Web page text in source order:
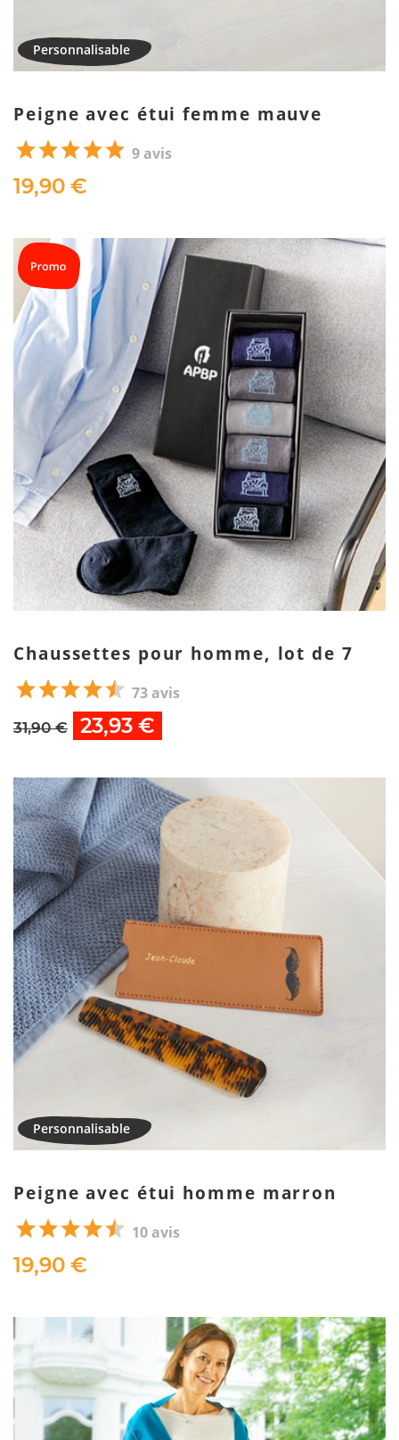
Peigne avec étui femme mauve
9 avis
19,90 €
Chaussettes pour homme, lot de 7
73 avis
31,90 € 23,93 €
Peigne avec étui homme marron
10 avis
19,90 €